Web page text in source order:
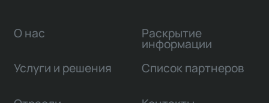
О нас
Услуги и решения
Раскрытие
информации
Список партнеров